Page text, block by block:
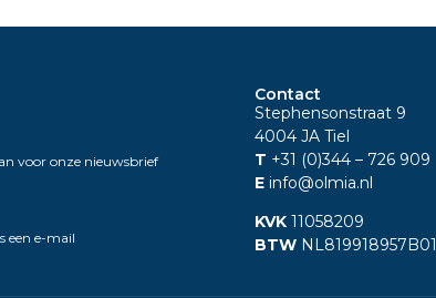
voor onze nieuwsbrief
een e-mail
Contact
Stephensonstraat 9
4004 JA Tiel
T +31 (0)344– 726 909
Einfo@olmia.nl
KVK11058209
BTWNL819918957B01